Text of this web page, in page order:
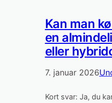
Kan man
en
eller
7. januar 2026
Kort svar: Ja, du